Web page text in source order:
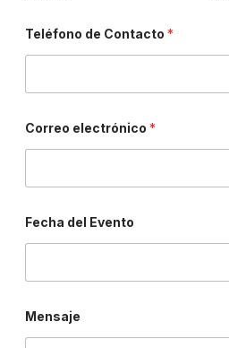
Teléfono de Contacto *
Correo electrónico *
Fecha del Evento
G
Mensaje